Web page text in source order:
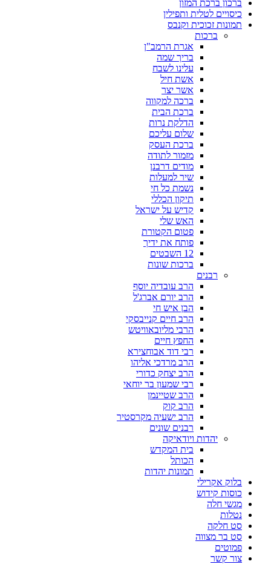
ברכון ברכת המזון
כיסויים לטלית ותפילין
תמונות זכוכית וקנבס
ברכות
אגרת הרמב"ן
בריך שמה
עלינו לשבח
אשת חיל
אשר יצר
ברכה למקווה
ברכת הבית
הדלקת נרות
שלום עליכם
ברכת העסק
מזמור לתודה
מודים דרבנן
שיר למעלות
נשמת כל חי
תיקון הכללי
קדיש על ישראל
האש שלי
פטום הקטורת
פותח את ידיך
12 השבטים
ברכות שונות
רבנים
הרב עובדיה יוסף
הרב יורם אברג'ל
הבן איש חי
הרב חיים קנייבסקי
הרבי מליובאוויטש
החפץ חיים
רבי דוד אבוחצירא
הרב מרדכי אליהו
הרב יצחק כדורי
רבי שמעון בר יוחאי
הרב שטיינמן
הרב קוק
הרב ישעיה מקרסטיר
רבנים שונים
יהדות ויודאיקה
בית המקדש
הכותל
תמונות יהדות
בלוק אקרילי
כוסות קידוש
מגשי חלה
נטלות
סט חלקה
סט בר מצווה
פמוטים
צור קשר